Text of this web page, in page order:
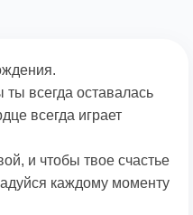
ты всегда оставалась
всегда играет
и чтобы твое счастье
каждому моменту